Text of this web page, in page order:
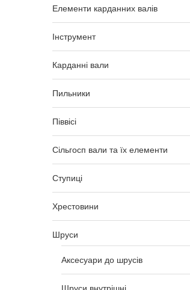
Елементи карданних валів
Інструмент
Карданні вали
Пильники
Піввісі
Сільгосп вали та їх елементи
Ступиці
Хрестовини
Шруси
Аксесуари до шрусів